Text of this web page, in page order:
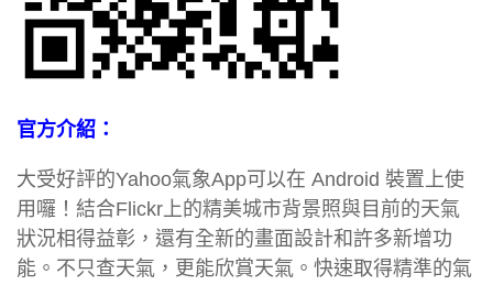
官方介紹：
大受好評的Yahoo氣象App可以在 Android 裝置上使
用囉！結合Flickr上的精美城市背景照與目前的天氣
狀況相得益彰，還有全新的畫面設計和許多新增功
能。不只查天氣，更能欣賞天氣。快速取得精準的氣